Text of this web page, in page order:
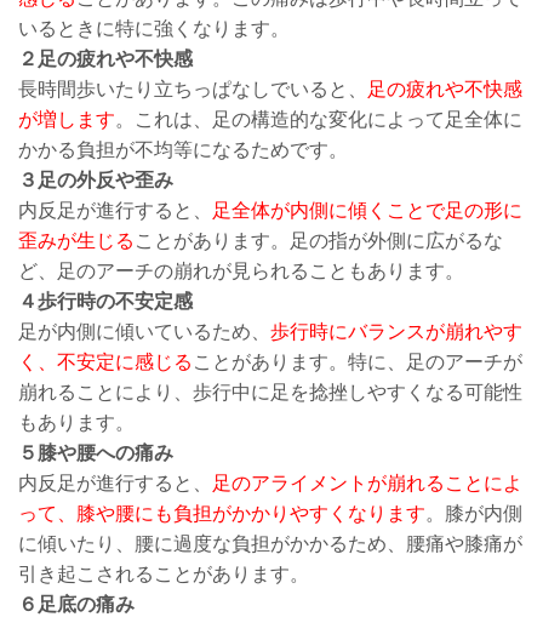
いるときに特に強くなります。
２足の疲れや不快感
長時間歩いたり立ちっぱなしでいると、
足の疲れや不快感
が増します。これは、足の構造的な変化によって足全体に
かかる負担が不均等になるためです。
３足の外反や歪み
内反足が進行すると、
足全体が内側に傾くことで足の形に
歪みが生じる ことがあります。足の指が外側に広がるな
ど、足のアーチの崩れが見られることもあります。
４歩行時の不安定感
足が内側に傾いているため、 歩行時にバランスが崩れやす
く、不安定に感じる ことがあります。特に、足のアーチが
崩れることにより、歩行中に足を捻挫しやすくなる可能性
もあります。
５膝や腰への痛み
内反足が進行すると、
足のアライメントが崩れることによ
って、膝や腰にも負担がかかりやすくなります。膝が内側
に傾いたり、腰に過度な負担がかかるため、腰痛や膝痛が
引き起こされることがあります。
６足底の痛み